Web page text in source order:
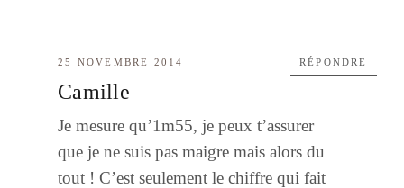
25 NOVEMBRE 2014
Camille
Je mesure qu’1m55, je peux t’assurer
que je ne suis pas maigre mais alors du
tout ! C’est seulement le chiffre qui fait
RÉPONDRE